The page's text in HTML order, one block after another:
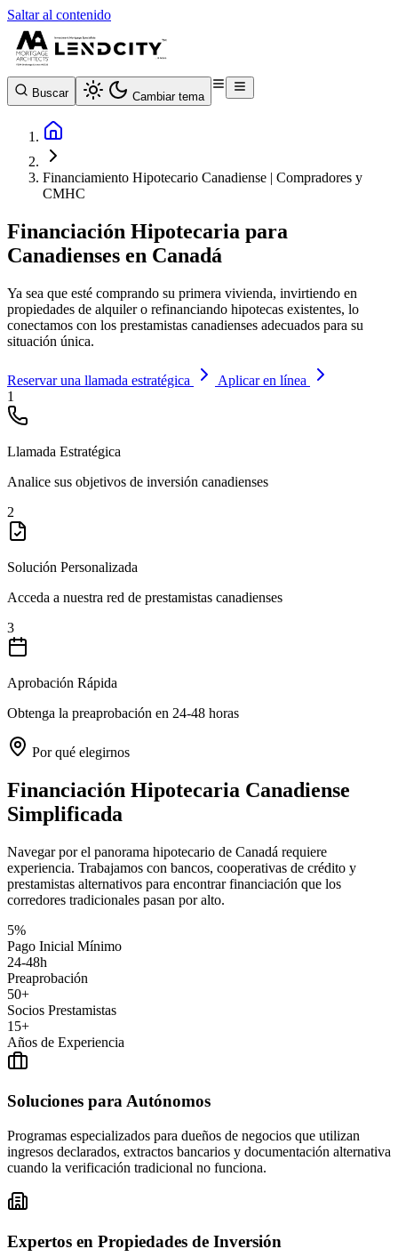
Saltar al contenido
Buscar Cambiar tema
Financiamiento Hipotecario Canadiense | Compradores y
CMHC
Financiación Hipotecaria para
Canadienses en Canadá
Ya sea que esté comprando su primera vivienda, invirtiendo en
propiedades de alquiler o refinanciando hipotecas existentes, lo
conectamos con los prestamistas canadienses adecuados para su
situación única.
Reservar una llamada estratégica
Aplicar en línea
1
Llamada Estratégica
Analice sus objetivos de inversión canadienses
2
Solución Personalizada
Acceda a nuestra red de prestamistas canadienses
3
Aprobación Rápida
Obtenga la preaprobación en 24-48 horas
Por qué elegirnos
Financiación Hipotecaria Canadiense
Simplificada
Navegar por el panorama hipotecario de Canadá requiere
experiencia. Trabajamos con bancos, cooperativas de crédito y
prestamistas alternativos para encontrar financiación que los
corredores tradicionales pasan por alto.
5%
Pago Inicial Mínimo
24-48h
Preaprobación
50+
Socios Prestamistas
15+
Años de Experiencia
Soluciones para Autónomos
Programas especializados para dueños de negocios que utilizan
ingresos declarados, extractos bancarios y documentación alternativa
cuando la verificación tradicional no funciona.
Expertos en Propiedades de Inversión